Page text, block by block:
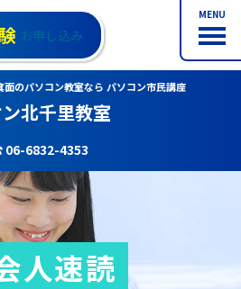
MENU
お申し込み
のパソコン教室なら パソコン市民講座
北千里教室
6832-4353
人速読